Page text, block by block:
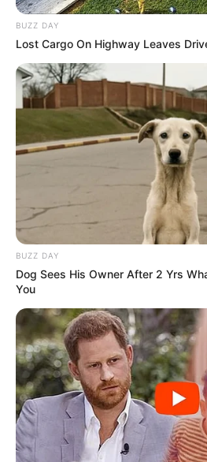
BUZZ DAY
Lost Cargo On Highway Leaves
BUZZ DAY
Dog Sees His Owner After 2 Yrs
You